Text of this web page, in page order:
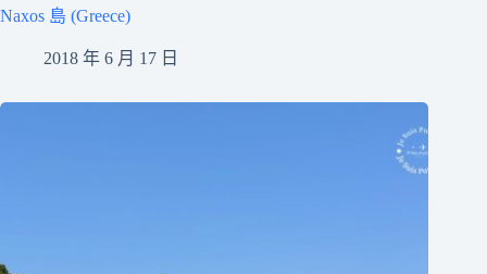
Naxos 島 (Greece)
2018 年 6 月 17 日